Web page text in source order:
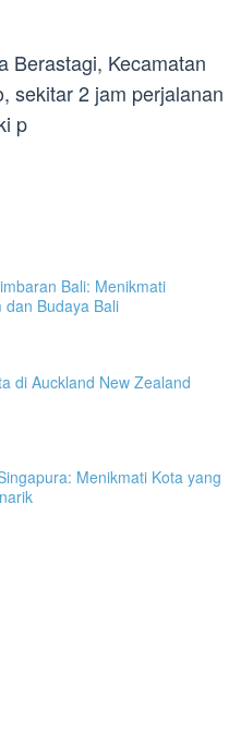
Berastagi, Kecamatan
sekitar 2 jam perjalanan
p
Bali: Menikmati
dan Budaya Bali
di Auckland New Zealand
Menikmati Kota yang